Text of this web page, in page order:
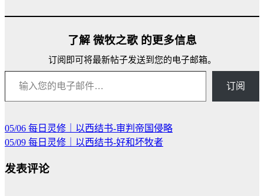
载…
了解 微牧之歌 的更多信息
订阅即可将最新帖子发送到您的电子邮箱。
输入您的电子邮件…
订阅
文
章
导
05/06 每日灵修｜以西结书-审判帝国侵略
05/09 每日灵修｜以西结书-好和坏牧者
发表评论